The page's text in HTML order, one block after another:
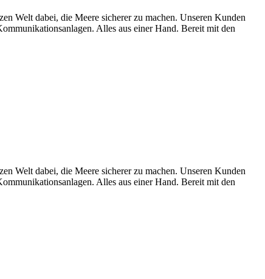
Welt dabei, die Meere sicherer zu machen. Unseren Kunden
Alles aus einer Hand. Bereit mit den
Welt dabei, die Meere sicherer zu machen. Unseren Kunden
Alles aus einer Hand. Bereit mit den